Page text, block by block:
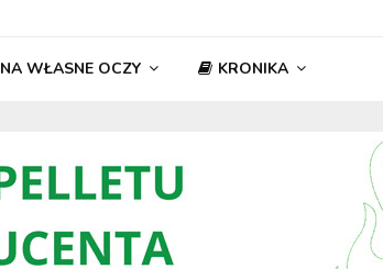
NA WŁASNE OCZY KRONIKA